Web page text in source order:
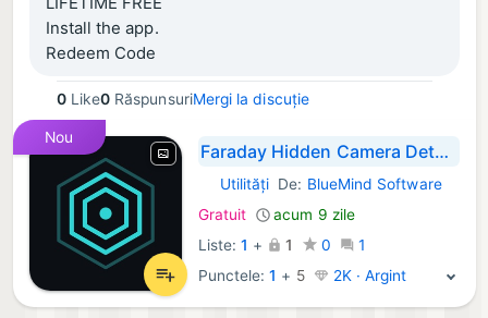
Install the app.
Redeem Code
0Like0 RăspunsuriMergi la discuție
Nou
Faraday Hidden Camera Detector
iOS Aplicații:
Utilități De: BlueMind Software
Gratuit
acum 9 zile
Liste: 1 + 1 0
1
Punctele:1 + 5 2K · Argint